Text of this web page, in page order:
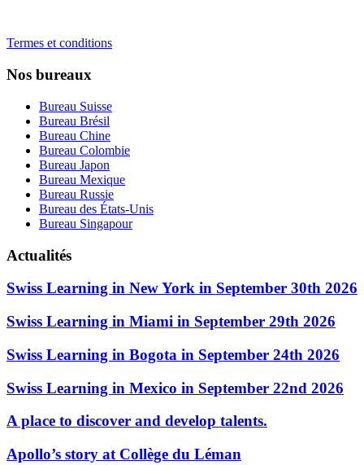
Termes et conditions
Nos bureaux
Bureau Suisse
Bureau Brésil
Bureau Chine
Bureau Colombie
Bureau Japon
Bureau Mexique
Bureau Russie
Bureau des États-Unis
Bureau Singapour
Actualités
Swiss Learning in New York in September 30th 2026
Swiss Learning in Miami in September 29th 2026
Swiss Learning in Bogota in September 24th 2026
Swiss Learning in Mexico in September 22nd 2026
A place to discover and develop talents.
Apollo’s story at Collège du Léman